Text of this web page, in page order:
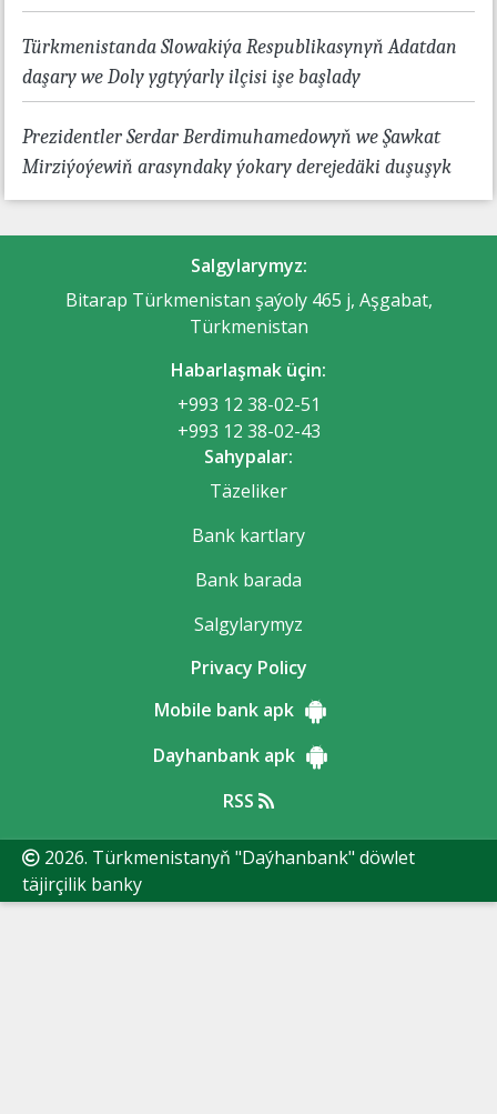
Türkmenistanda Slowakiýa Respublikasynyň Adatdan
daşary we Doly ygtyýarly ilçisi işe başlady
Prezidentler Serdar Berdimuhamedowyň we Şawkat
Mirziýoýewiň arasyndaky ýokary derejedäki duşuşyk
Salgylarymyz:
Bitarap Türkmenistan şaýoly 465 j, Aşgabat,
Türkmenistan
Habarlaşmak üçin:
+993 12 38-02-51
+993 12 38-02-43
Sahypalar:
Täzeliker
Bank kartlary
Bank barada
Salgylarymyz
Privacy Policy
Mobile bank apk
Dayhanbank apk
RSS
2026. Türkmenistanyň "Daýhanbank" döwlet
täjirçilik banky